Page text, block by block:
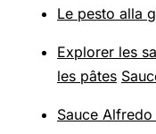
Le pesto alla
Explorer les
les pâtes
Sauce